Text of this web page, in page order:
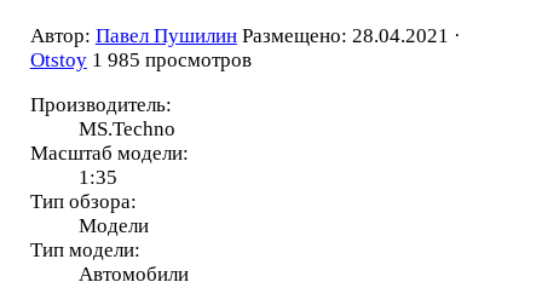
Автор: Павел Пушилин Размещено: 28.04.2021 ·
Otstoy 1 985 просмотров
Производитель:
MS.Techno
Масштаб модели:
1:35
Тип обзора:
Модели
Тип модели:
Автомобили